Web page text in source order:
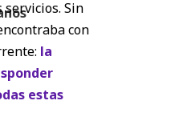
servicios. Sin
con
la
estas
con tus
o leads